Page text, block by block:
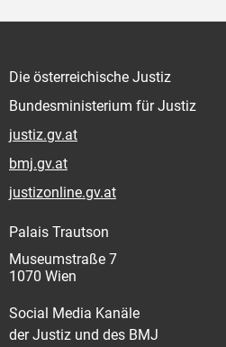
Die österreichische Justiz
Bundesministerium für Justiz
justiz.gv.at
bmj.gv.at
justizonline.gv.at
Palais Trautson
Museumstraße 7
1070 Wien
Social Media Kanäle
der Justiz und des BMJ